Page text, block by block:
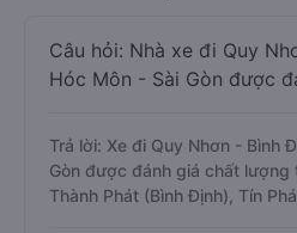
Câu hỏi: Nhà xe đi Quy
Hóc Môn - Sài Gòn được
Trả lời: Xe đi Quy Nhơn - Bình
Gòn được đánh giá chất lượng
Thành Phát (Bình Định), Tín